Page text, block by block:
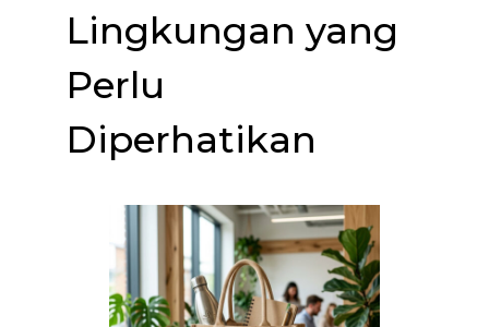
Lingkungan yang
Perlu
Diperhatikan